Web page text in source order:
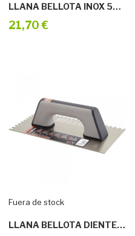
LLANA BELLOTA INOX 5861-1BIM INOX
21,70 €
Fuera de stock
LLANA BELLOTA DIENTE 5873-06 BIM